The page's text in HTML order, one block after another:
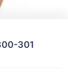
301